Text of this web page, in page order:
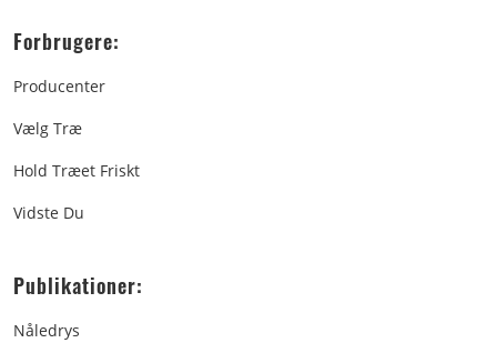
Forbrugere:
Producenter
Vælg Træ
Hold Træet Friskt
Vidste Du
Publikationer:
Nåledrys